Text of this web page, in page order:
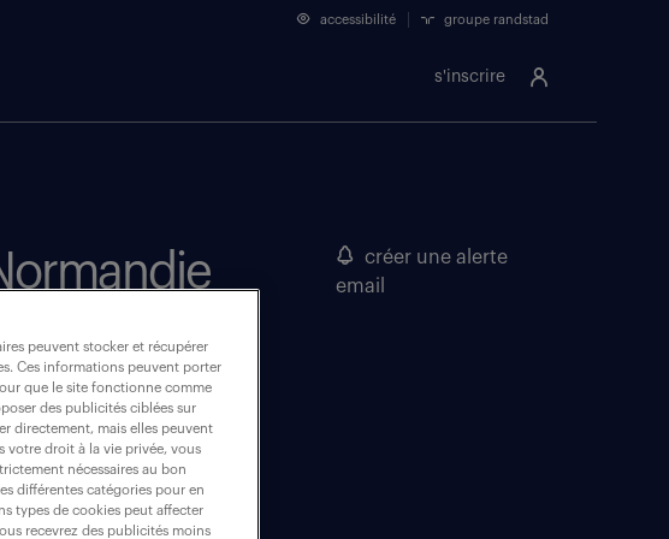
s'inscrire
accessibilité groupe randstad
créer une alerte
email
intérim(1)
peuvent stocker et récupérer
Ces informations peuvent porter
que le site fonctionne comme
des publicités ciblées sur
directement, mais elles peuvent
votre droit à la vie privée, vous
nécessaires au bon
différentes catégories pour en
types de cookies peut affecter
recevrez des publicités moins